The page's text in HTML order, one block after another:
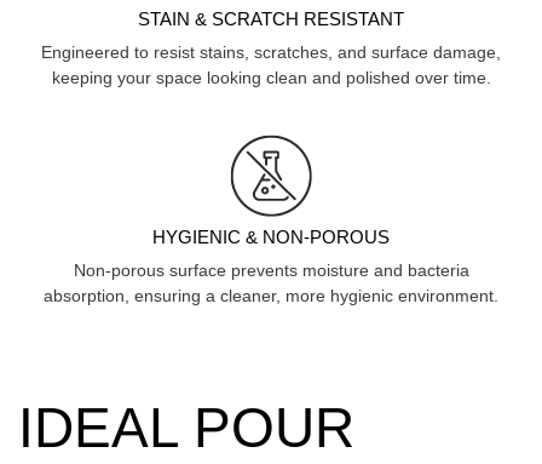
STAIN & SCRATCH RESISTANT
Engineered to resist stains, scratches, and surface damage,
keeping your space looking clean and polished over time.
HYGIENIC & NON-POROUS
Non-porous surface prevents moisture and bacteria
absorption, ensuring a cleaner, more hygienic environment.
IDEAL POUR